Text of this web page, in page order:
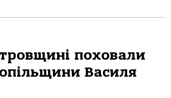
поховали
Василя